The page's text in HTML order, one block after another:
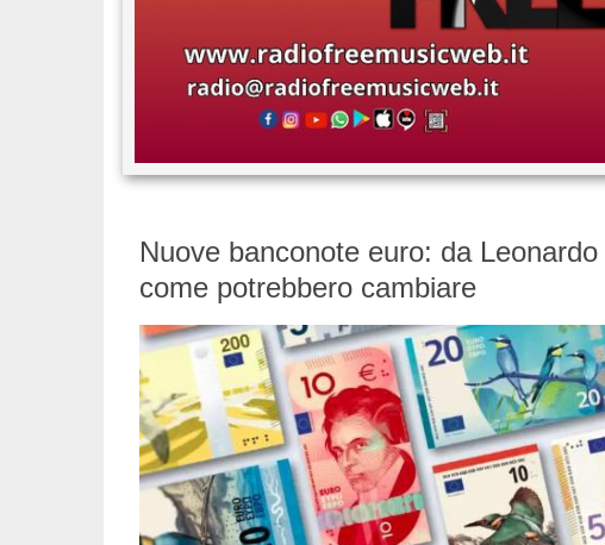
Nuove banconote euro: da
come potrebbero cambiare